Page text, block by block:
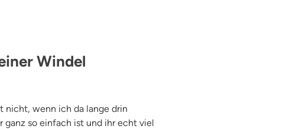
Windel
nicht, wenn ich da lange drin
ganz so einfach ist und ihr echt viel